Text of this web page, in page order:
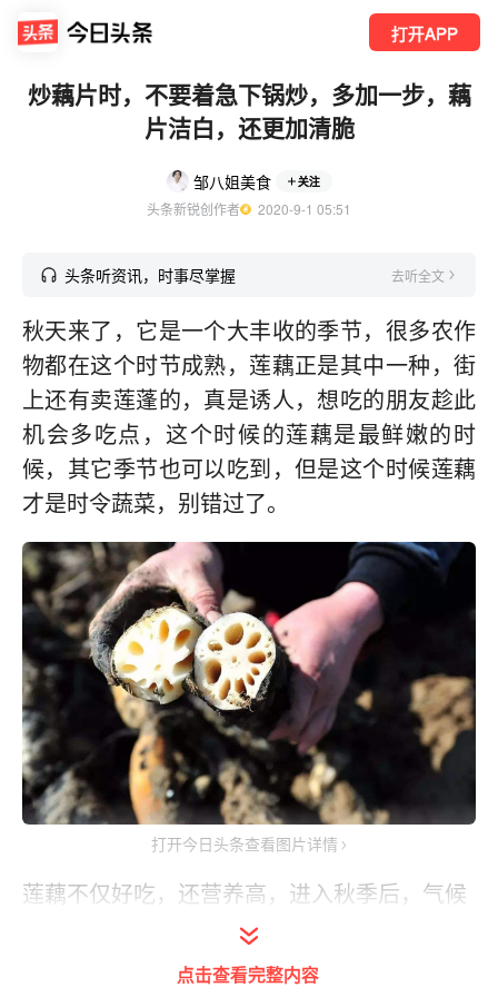
打开APP
炒藕片时，不要着急下锅炒，多加一步，藕
片洁白，还更加清脆
邹八姐美食 关注
头条新锐创作者
  2020-9-1 05:51
头条听资讯，时事尽掌握 去听全文
秋天来了，它是一个大丰收的季节，很多农作
物都在这个时节成熟，莲藕正是其中一种，街
上还有卖莲蓬的，真是诱人，想吃的朋友趁此
机会多吃点，这个时候的莲藕是最鲜嫩的时
候，其它季节也可以吃到，但是这个时候莲藕
才是时令蔬菜，别错过了。
打开今日头条查看图片详情
莲藕不仅好吃，还营养高，进入秋季后，气候
会慢慢变得干燥起来，正好多吃莲藕能起到清
热润燥的作用，所以秋季吃莲藕最合适，很养
点击查看完整内容